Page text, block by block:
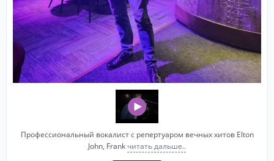
Профессиональный вокалист с репертуаром вечных хитов Elton
John, Frank читать дальше..